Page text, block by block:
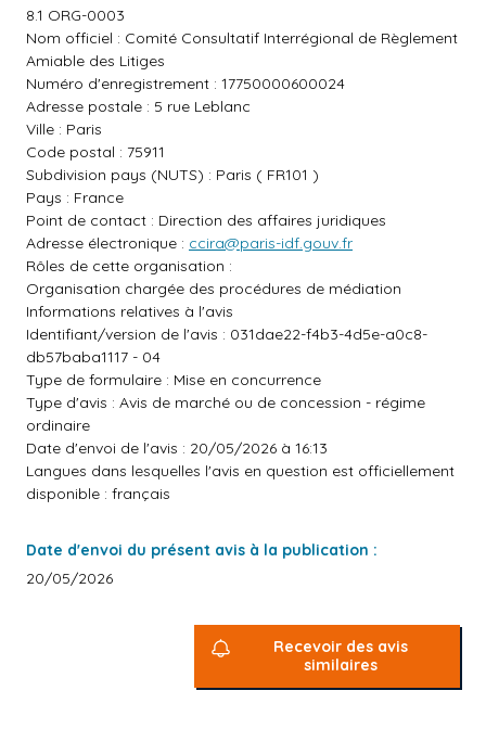
8.1 ORG-0003
Nom officiel : Comité Consultatif Interrégional de Règlement
Amiable des Litiges
Numéro d'enregistrement : 17750000600024
Adresse postale : 5 rue Leblanc
Ville : Paris
Code postal : 75911
Subdivision pays (NUTS) : Paris ( FR101 )
Pays : France
Point de contact : Direction des affaires juridiques
Adresse électronique : ccira@paris-idf.gouv.fr
Rôles de cette organisation :
Organisation chargée des procédures de médiation
Informations relatives à l'avis
Identifiant/version de l'avis : 031dae22-f4b3-4d5e-a0c8-
db57baba1117 - 04
Type de formulaire : Mise en concurrence
Type d'avis : Avis de marché ou de concession - régime
ordinaire
Date d'envoi de l'avis : 20/05/2026 à 16:13
Langues dans lesquelles l'avis en question est officiellement
disponible : français
Date d'envoi du présent avis à la publication :
20/05/2026
Recevoir des avis
similaires